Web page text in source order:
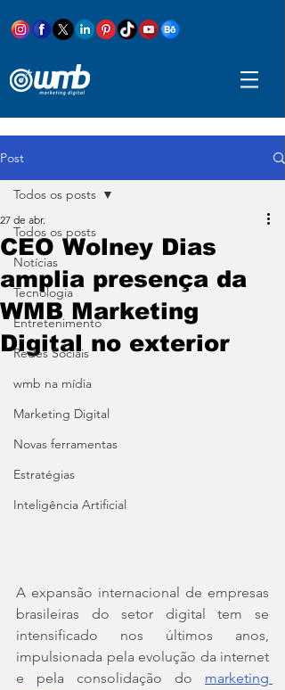
Post
Todos os posts
Notícias
Tecnologia
Entretenimento
Redes Sociais
wmb na mídia
Marketing Digital
Novas ferramentas
Estratégias
Inteligência Artificial
Todos os posts
CEO Wolney Dias
amplia presença da
WMB Marketing
Digital no exterior
27 de abr.
A expansão internacional de empresas
brasileiras do setor digital tem se
intensificado nos últimos anos,
impulsionada pela evolução da internet
e pela consolidação do marketing